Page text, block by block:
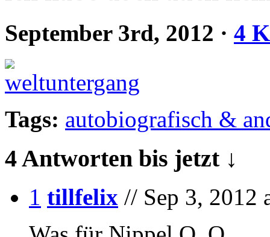
September 3rd, 2012 · 4
Tags: autobiografisch &
4 Antworten bis jetzt ↓
1 tillfelix // Sep 3, 2012